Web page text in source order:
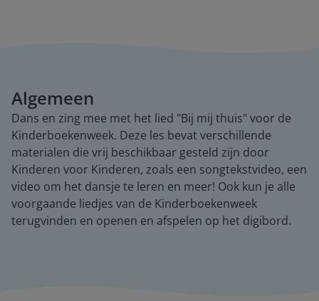
Algemeen
Dans en zing mee met het lied "Bij mij thuis" voor de
Kinderboekenweek. Deze les bevat verschillende
materialen die vrij beschikbaar gesteld zijn door
Kinderen voor Kinderen, zoals een songtekstvideo, een
video om het dansje te leren en meer! Ook kun je alle
voorgaande liedjes van de Kinderboekenweek
terugvinden en openen en afspelen op het digibord.